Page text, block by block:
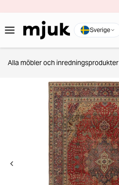
Sverige
Alla möbler och inredningsprodukter